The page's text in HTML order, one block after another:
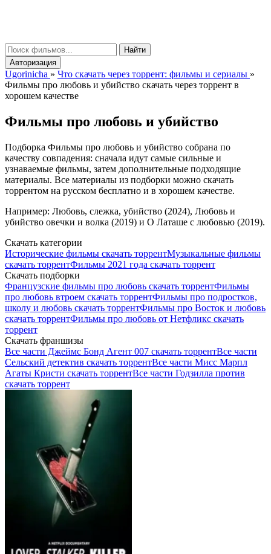
Найти
Авторизация
Ugorinicha » Что скачать через торрент: фильмы и сериалы »
Фильмы про любовь и убийство скачать через торрент в
хорошем качестве
Фильмы про любовь и убийство
Подборка Фильмы про любовь и убийство собрана по
качеству совпадения: сначала идут самые сильные и
узнаваемые фильмы, затем дополнительные подходящие
материалы. Все материалы из подборки можно скачать
торрентом на русском бесплатно и в хорошем качестве.
Например: Любовь, слежка, убийство (2024), Любовь и
убийство овечки и волка (2019) и О Латаше с любовью (2019).
Скачать категории
Исторические фильмы скачать торрентМузыкальные фильмы
скачать торрентФильмы 2021 года скачать торрент
Скачать подборки
Французские фильмы про любовь скачать торрентФильмы
про любовь втроем скачать торрентФильмы про подростков,
школу и любовь скачать торрентФильмы про Восток и любовь
скачать торрентФильмы про любовь от Нетфликс скачать
торрент
Скачать франшизы
Все части Джеймс Бонд Агент 007 скачать торрентВсе части
Сельский детектив скачать торрентВсе части Мисс Марпл
Агаты Кристи скачать торрентВсе части Годзилла против
скачать торрент